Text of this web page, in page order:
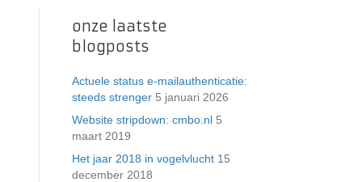
onze laatste
blogposts
Actuele status e-mailauthenticatie:
steeds strenger 5 januari 2026
Website stripdown: cmbo.nl 5
maart 2019
Het jaar 2018 in vogelvlucht 15
december 2018